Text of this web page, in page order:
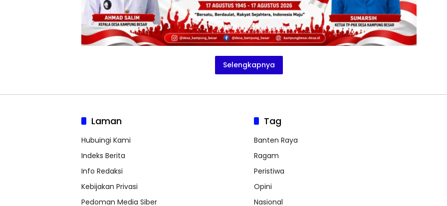
Selengkapnya
Laman
Hubuingi Kami
Indeks Berita
Info Redaksi
Kebijakan Privasi
Pedoman Media Siber
Tag
Banten Raya
Ragam
Peristiwa
Opini
Nasional